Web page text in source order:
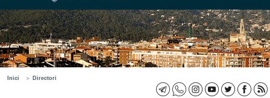
Inici Directori